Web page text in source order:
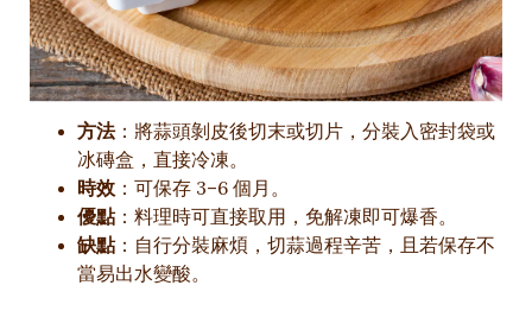
方法：將蒜頭剝皮後切末或切片，分裝入密封袋或
冰磚盒，直接冷凍。
時效 ：可保存 3–6 個月。
優點：料理時可直接取用，免解凍即可爆香。
缺點：自行分裝麻煩，切蒜過程辛苦，且若保存不
當易出水變酸。